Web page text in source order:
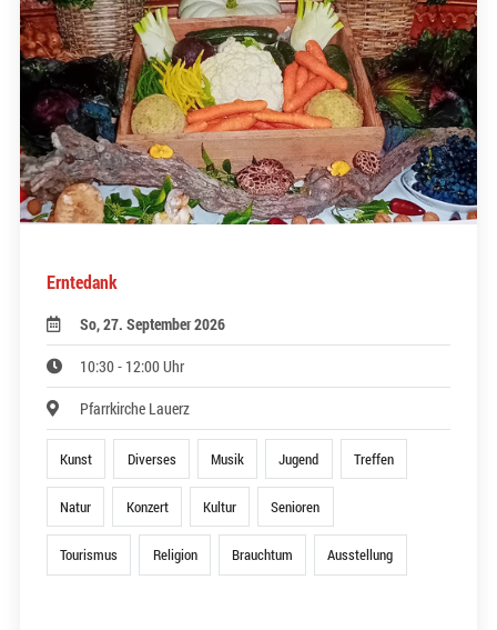
Erntedank
So, 27. September 2026
10:30 - 12:00 Uhr
Pfarrkirche Lauerz
Kunst Diverses Musik Jugend Treffen
Natur Konzert Kultur Senioren
Tourismus Religion Brauchtum Ausstellung